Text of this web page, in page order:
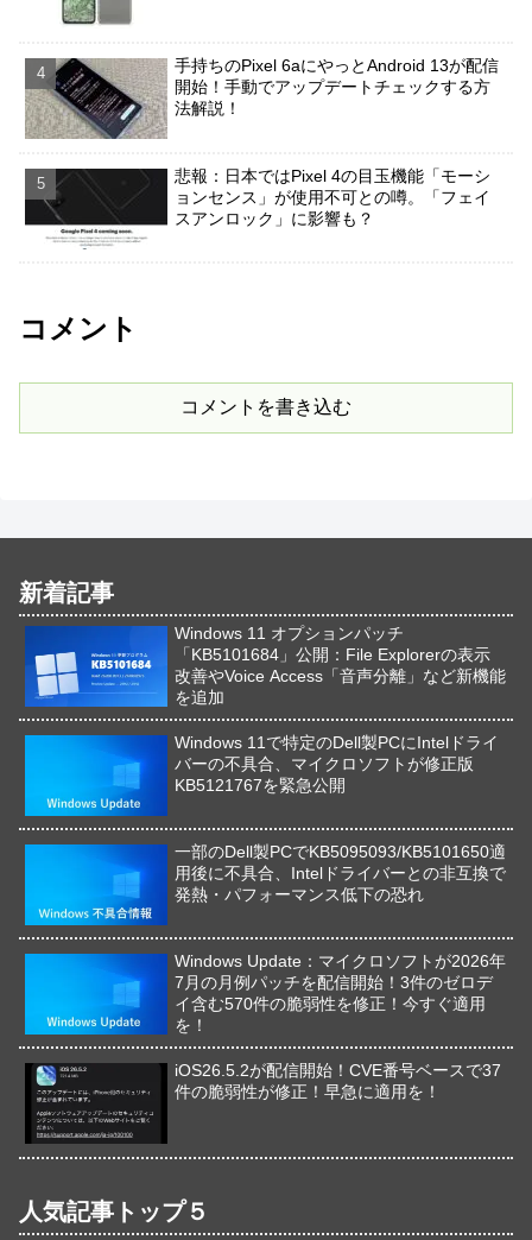
手持ちのPixel 6aにやっとAndroid 13が配信
開始！手動でアップデートチェックする方
法解説！
悲報：日本ではPixel 4の目玉機能「モーシ
ョンセンス」が使用不可との噂。「フェイ
スアンロック」に影響も？
コメント
コメントを書き込む
新着記事
Windows 11 オプションパッチ
「KB5101684」公開：File Explorerの表示
改善やVoice Access「音声分離」など新機能
を追加
Windows 11で特定のDell製PCにIntelドライ
バーの不具合、マイクロソフトが修正版
KB5121767を緊急公開
一部のDell製PCでKB5095093/KB5101650適
用後に不具合、Intelドライバーとの非互換で
発熱・パフォーマンス低下の恐れ
Windows Update：マイクロソフトが2026年
7月の月例パッチを配信開始！3件のゼロデ
イ含む570件の脆弱性を修正！今すぐ適用
を！
iOS26.5.2が配信開始！CVE番号ベースで37
件の脆弱性が修正！早急に適用を！
人気記事トップ５